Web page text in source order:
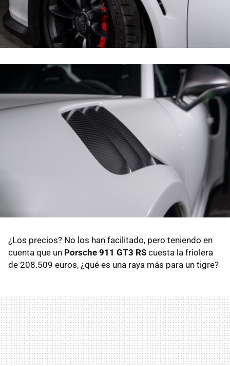
¿Los precios? No los han facilitado, pero teniendo en
cuenta que un Porsche 911 GT3 RS cuesta la friolera
de 208.509 euros, ¿qué es una raya más para un tigre?